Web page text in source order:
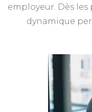
employeur. Dès
dynamique